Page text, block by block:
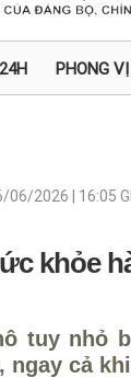
PHONG
06/2026 | 16:05
khỏe
tuy nhỏ
ngay cả